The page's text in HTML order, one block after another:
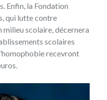
Enfin, la Fondation
qui lutte contre
milieu scolaire, décernera
scolaires
recevront